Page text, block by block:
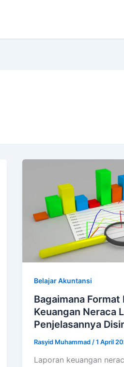
Belajar Akuntansi
Bagaimana Format
Keuangan Neraca
Penjelasannya
Rasyid Muhammad /1 April
Laporan keuangan